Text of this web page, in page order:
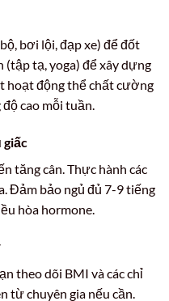
bơi lội, đạp xe) để đốt
(tập tạ, yoga) để xây dựng
hoạt động thể chất cường
cao mỗi tuần.
giấc
tăng cân. Thực hành các
Đảm bảo ngủ đủ 7-9 tiếng
hòa hormone.
theo dõi BMI và các chỉ
từ chuyên gia nếu cần.